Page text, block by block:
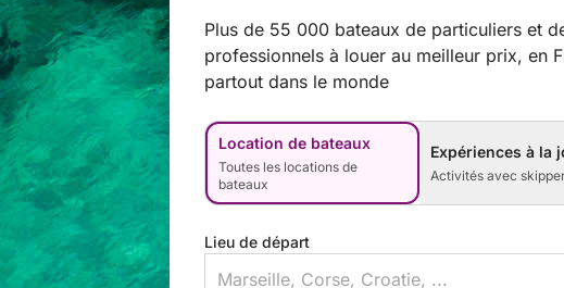
Plus de 55 000 bateaux de particuliers et
professionnels à louer au meilleur prix, en
partout dans le monde
Location de bateaux
Toutes les locations de
bateaux
Expériences à la
Activités avec
Lieu de départ